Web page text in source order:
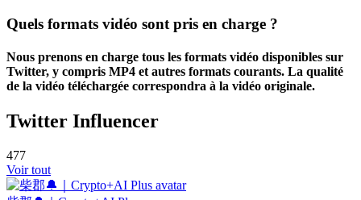
Quels formats vidéo sont pris en charge ?
Nous prenons en charge tous les formats vidéo disponibles sur
Twitter, y compris MP4 et autres formats courants. La qualité
de la vidéo téléchargée correspondra à la vidéo originale.
Twitter Influencer
477
Voir tout